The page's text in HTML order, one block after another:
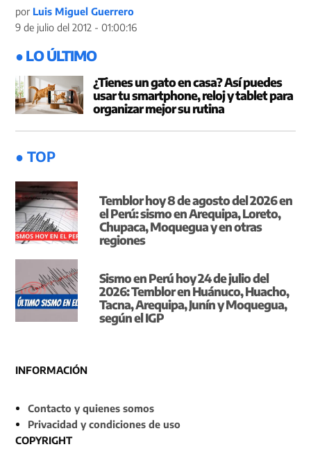
por Luis Miguel Guerrero
9 de julio del 2012 - 01:00:16
● LO ÚLTIMO
¿Tienes un gato en casa? Así puedes
usar tu smartphone, reloj y tablet para
organizar mejor su rutina
● TOP
Temblor hoy 8 de agosto del 2026 en
el Perú: sismo en Arequipa, Loreto,
Chupaca, Moquegua y en otras
regiones
Sismo en Perú hoy 24 de julio del
2026: Temblor en Huánuco, Huacho,
Tacna, Arequipa, Junín y Moquegua,
según el IGP
INFORMACIÓN
Contacto y quienes somos
Privacidad y condiciones de uso
COPYRIGHT